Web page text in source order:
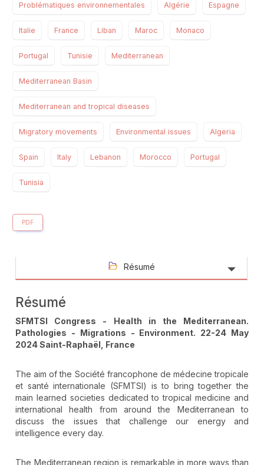
Problématiques environnementales Algérie Espagne
Italie France Liban Maroc Monaco
Portugal Tunisie Mediterranean
Mediterranean Basin
Mediterranean and tropical diseases
Migratory movements Environmental issues Algeria
Spain Italy Lebanon Morocco Portugal
Tunisia
PDF
Résumé
Résumé
SFMTSI Congress - Health in the Mediterranean.
Pathologies - Migrations - Environment. 22-24 May
2024 Saint-Raphaël, France
The aim of the Société francophone de médecine tropicale
et santé internationale (SFMTSI) is to bring together the
main learned societies dedicated to tropical medicine and
international health from around the Mediterranean to
discuss the issues that challenge our energy and
intelligence every day.
The Mediterranean region is remarkable in more ways than